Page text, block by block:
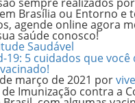
Brasília ou Entorno e
agende online agora
saúde conosco!
Saudável
19: 5 cuidados que você
março de 2021 por
Imunização contra a